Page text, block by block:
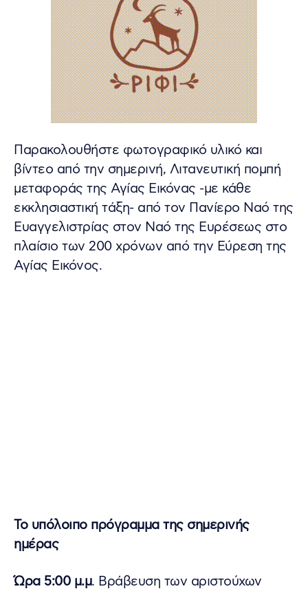
Παρακολουθήστε φωτογραφικό υλικό και
βίντεο από την σημερινή, Λιτανευτική πομπή
μεταφοράς της Αγίας Εικόνας -με κάθε
εκκλησιαστική τάξη- από τον Πανίερο Ναό της
Ευαγγελιστρίας στον Ναό της Ευρέσεως στο
πλαίσιο των 200 χρόνων από την Εύρεση της
Αγίας Εικόνος.
Το υπόλοιπο πρόγραμμα της σημερινής
ημέρας
Ώρα 5:00 μ.μ. Βράβευση των αριστούχων